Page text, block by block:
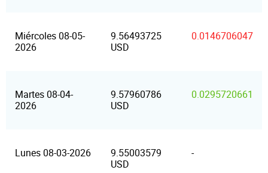
Miércoles 08-05-
2026
9.56493725
USD
0.0146706047
Martes 08-04-
2026
9.57960786
USD
0.0295720661
Lunes 08-03-2026
9.55003579
USD
-